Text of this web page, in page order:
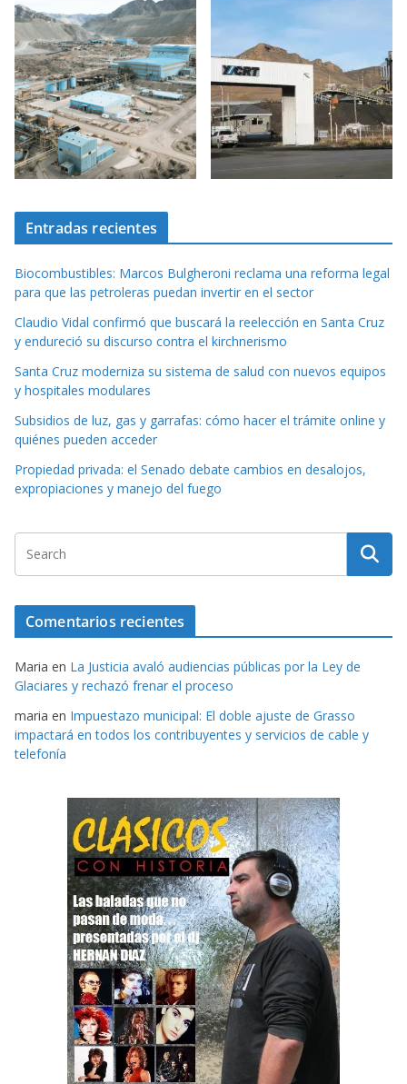
Entradas recientes
Biocombustibles: Marcos Bulgheroni reclama una reforma legal
para que las petroleras puedan invertir en el sector
Claudio Vidal confirmó que buscará la reelección en Santa Cruz
y endureció su discurso contra el kirchnerismo
Santa Cruz moderniza su sistema de salud con nuevos equipos
y hospitales modulares
Subsidios de luz, gas y garrafas: cómo hacer el trámite online y
quiénes pueden acceder
Propiedad privada: el Senado debate cambios en desalojos,
expropiaciones y manejo del fuego
Comentarios recientes
Maria en La Justicia avaló audiencias públicas por la Ley de
Glaciares y rechazó frenar el proceso
maria en Impuestazo municipal: El doble ajuste de Grasso
impactará en todos los contribuyentes y servicios de cable y
telefonía